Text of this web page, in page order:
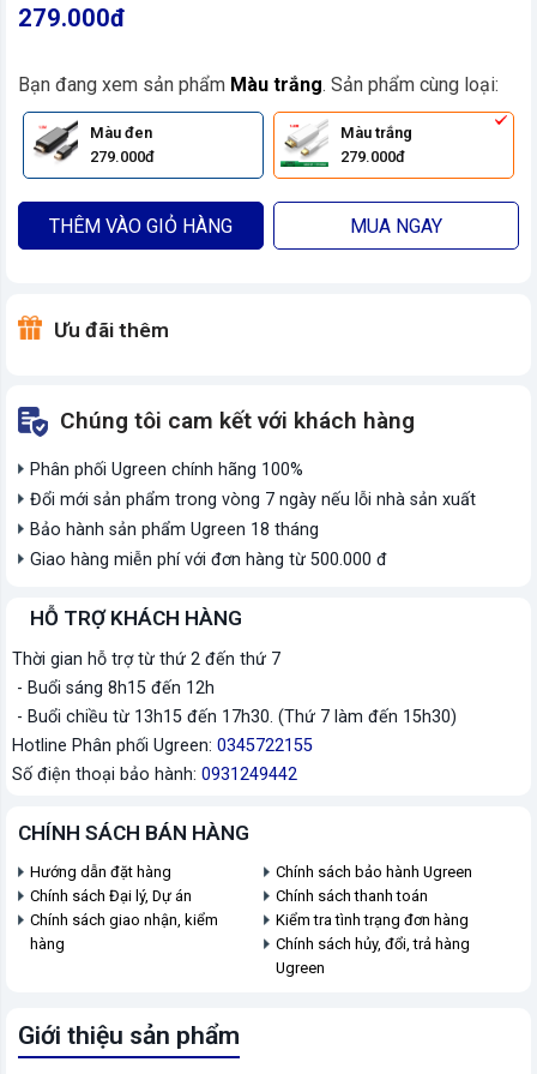
279.000đ
Bạn đang xem sản phẩm Màu trắng. Sản phẩm cùng loại:
Màu đen
279.000đ
Màu trắng
279.000đ
THÊM VÀO GIỎ HÀNG MUA NGAY
Ưu đãi thêm
Chúng tôi cam kết với khách hàng
Phân phối Ugreen chính hãng 100%
Đổi mới sản phẩm trong vòng 7 ngày nếu lỗi nhà sản xuất
Bảo hành sản phẩm Ugreen 18 tháng
Giao hàng miễn phí với đơn hàng từ 500.000 đ
HỖ TRỢ KHÁCH HÀNG
Thời gian hỗ trợ từ thứ 2 đến thứ 7
- Buổi sáng 8h15 đến 12h
- Buổi chiều từ 13h15 đến 17h30. (Thứ 7 làm đến 15h30)
Hotline Phân phối Ugreen: 0345722155
Số điện thoại bảo hành: 0931249442
CHÍNH SÁCH BÁN HÀNG
Hướng dẫn đặt hàng
Chính sách bảo hành Ugreen
Chính sách Đại lý, Dự án
Chính sách thanh toán
Chính sách giao nhận, kiểm
hàng
Kiểm tra tình trạng đơn hàng
Chính sách hủy, đổi, trả hàng
Ugreen
Giới thiệu sản phẩm